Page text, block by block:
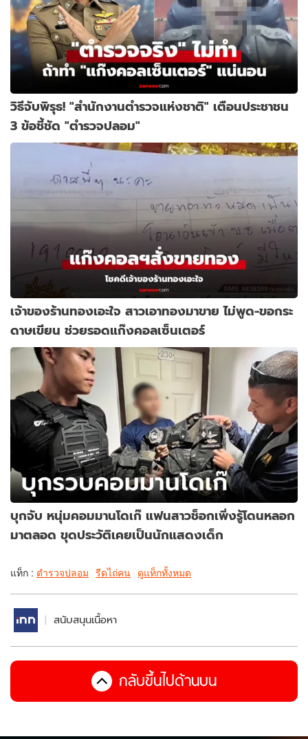
วิธีจับพิรุธ! "สำนักงานตำรวจแห่งชาติ" เตือนประชาชน
3 ข้อชี้ชัด "ตำรวจปลอม"
เจ้าของร้านทองเอะใจ สาวเอาทองมาขาย ไม่พูด-ขอกระ
ดาษเขียน ช่วยรอดแก๊งคอลเซ็นเตอร์
บุกจับ หนุ่มคอมมานโดเก๊ แฟนสาวช็อกเพิ่งรู้โดนหลอก
มาตลอด ขุดประวัติเคยเป็นนักแสดงเด็ก
แท็ก : ตำรวจปลอม รีดไถ่คน ดูแท็กทั้งหมด
สนับสนุนเนื้อหา
กลับขึ้นไปด้านบน